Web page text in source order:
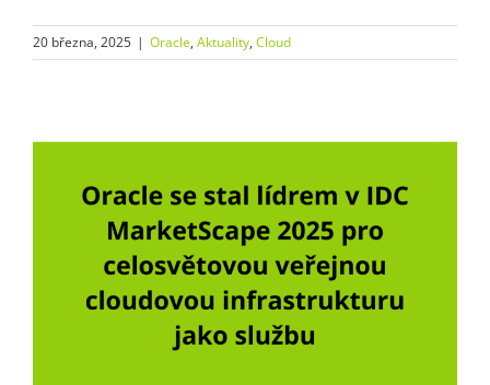
20 března, 2025 | Oracle, Aktuality, Cloud